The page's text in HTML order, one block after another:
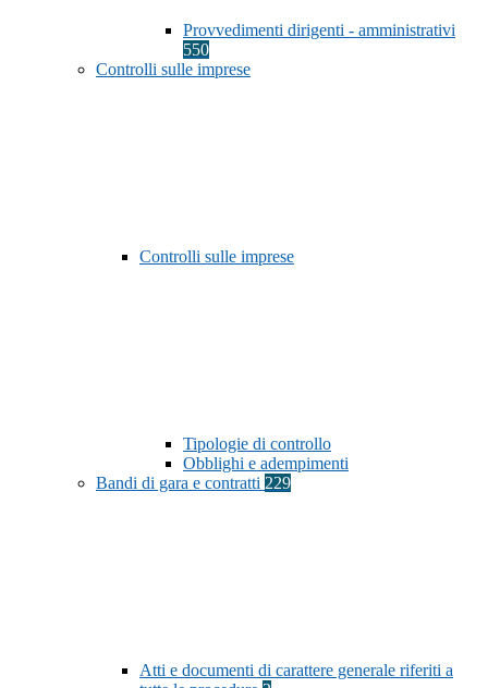
Provvedimenti dirigenti - amministrativi
550
Controlli sulle imprese
Controlli sulle imprese
Tipologie di controllo
Obblighi e adempimenti
Bandi di gara e contratti 229
Atti e documenti di carattere generale riferiti a